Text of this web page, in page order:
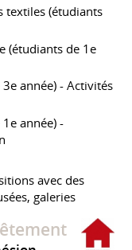
textiles (étudiants
(étudiants de 1e
année) - Activités
année) -
avec des
galeries